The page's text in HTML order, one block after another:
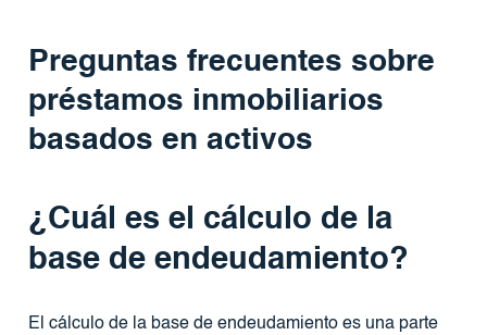
Preguntas frecuentes sobre
préstamos inmobiliarios
basados ​​en activos
¿Cuál es el cálculo de la
base de endeudamiento?
El cálculo de la base de endeudamiento es una parte